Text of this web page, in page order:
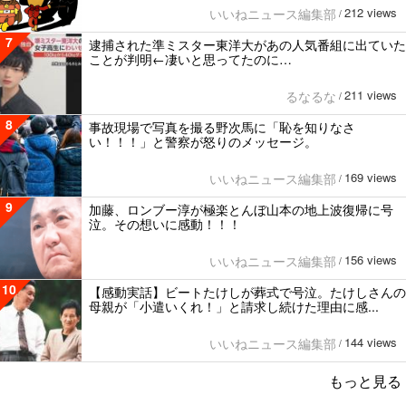
いいねニュース編集部 / 212 views
7
逮捕された準ミスター東洋大があの人気番組に出ていた
ことが判明←凄いと思ってたのに…
るなるな / 211 views
8
事故現場で写真を撮る野次馬に「恥を知りなさ
い！！！」と警察が怒りのメッセージ。
いいねニュース編集部 / 169 views
9
加藤、ロンブー淳が極楽とんぼ山本の地上波復帰に号
泣。その想いに感動！！！
いいねニュース編集部 / 156 views
10
【感動実話】ビートたけしが葬式で号泣。たけしさんの
母親が「小遣いくれ！」と請求し続けた理由に感...
いいねニュース編集部 / 144 views
もっと見る